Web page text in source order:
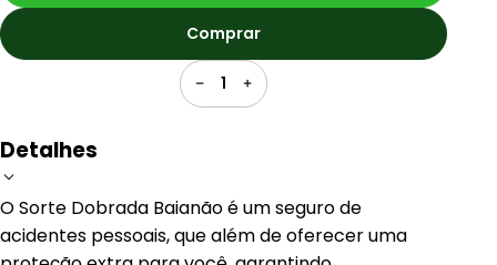
1
Comprar
Detalhes
O Sorte Dobrada Baianão é um seguro de
acidentes pessoais, que além de oferecer uma